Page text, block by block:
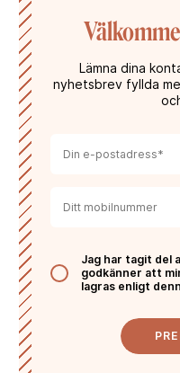
Lämna dina
nyhetsbrev fyllda
Jag har tagit del
godkänner att
lagras enligt